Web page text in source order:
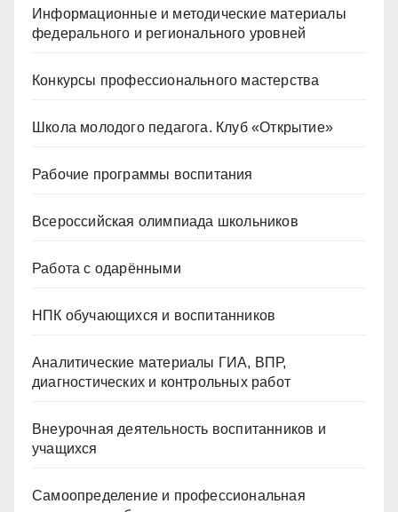
Информационные и методические материалы
федерального и регионального уровней
Конкурсы профессионального мастерства
Школа молодого педагога. Клуб «Открытие»
Рабочие программы воспитания
Всероссийская олимпиада школьников
Работа с одарёнными
НПК обучающихся и воспитанников
Аналитические материалы ГИА, ВПР,
диагностических и контрольных работ
Внеурочная деятельность воспитанников и
учащихся
Самоопределение и профессиональная